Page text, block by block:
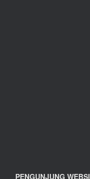
PENGUNJUNG